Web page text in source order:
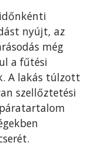
nyújt, az
még
a fűtési
A lakás túlzott
szellőztetési